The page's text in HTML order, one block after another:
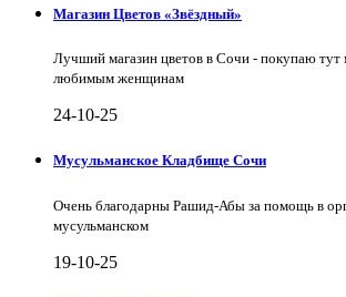
Магазин Цветов «Звёздный»
Лучший магазин цветов в Сочи - покупаю тут
любимым женщинам
24-10-25
Мусульманское Кладбище Сочи
Очень благодарны Рашид-Абы за помощь в
мусульманском
19-10-25